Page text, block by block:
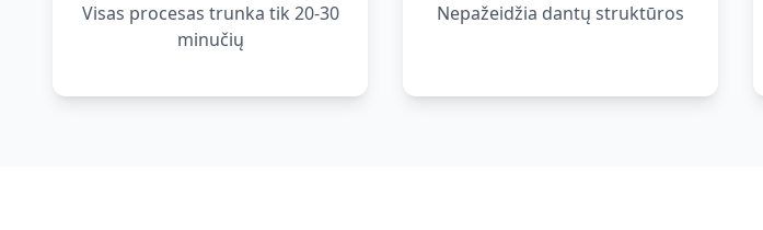
Visas procesas trunka tik 20-30
minučių
Nepažeidžia dantų struktūros